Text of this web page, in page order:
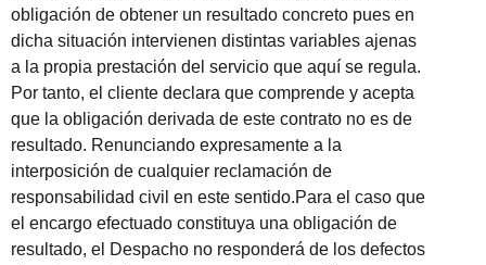
obligación de obtener un resultado concreto pues en
dicha situación intervienen distintas variables ajenas
a la propia prestación del servicio que aquí se regula.
Por tanto, el cliente declara que comprende y acepta
que la obligación derivada de este contrato no es de
resultado. Renunciando expresamente a la
interposición de cualquier reclamación de
responsabilidad civil en este sentido.Para el caso que
el encargo efectuado constituya una obligación de
resultado, el Despacho no responderá de los defectos